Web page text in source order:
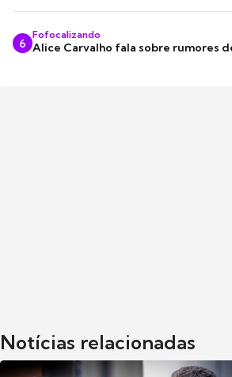
6
Fofocalizando
Alice Carvalho fala sobre rumores
Notícias relacionadas